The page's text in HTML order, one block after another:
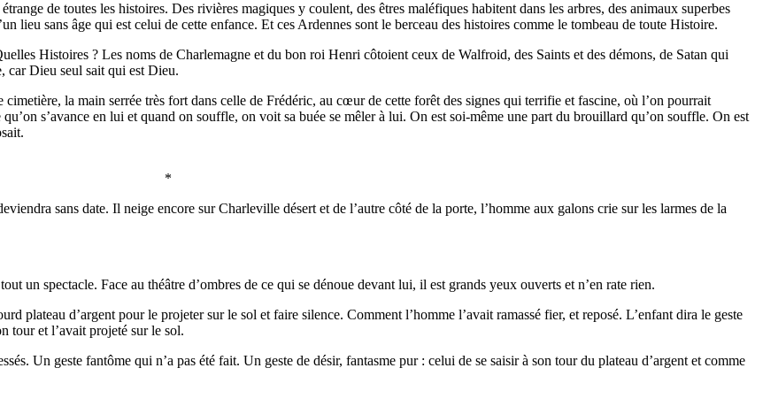
de toutes les histoires. Des rivières magiques y coulent, des êtres maléfiques habitent dans les arbres, des animaux superbes
lieu sans âge qui est celui de cette enfance. Et ces Ardennes sont le berceau des histoires comme le tombeau de toute Histoire.
Histoires ? Les noms de Charlemagne et du bon roi Henri côtoient ceux de Walfroid, des Saints et des démons, de Satan qui
car Dieu seul sait qui est Dieu.
la main serrée très fort dans celle de Frédéric, au cœur de cette forêt des signes qui terrifie et fascine, où l’on pourrait
s’avance en lui et quand on souffle, on voit sa buée se mêler à lui. On est soi-même une part du brouillard qu’on souffle. On est
*
sans date. Il neige encore sur Charleville désert et de l’autre côté de la porte, l’homme aux galons crie sur les larmes de la
un spectacle. Face au théâtre d’ombres de ce qui se dénoue devant lui, il est grands yeux ouverts et n’en rate rien.
plateau d’argent pour le projeter sur le sol et faire silence. Comment l’homme l’avait ramassé fier, et reposé. L’enfant dira le geste
tour et l’avait projeté sur le sol.
Un geste fantôme qui n’a pas été fait. Un geste de désir, fantasme pur : celui de se saisir à son tour du plateau d’argent et comme